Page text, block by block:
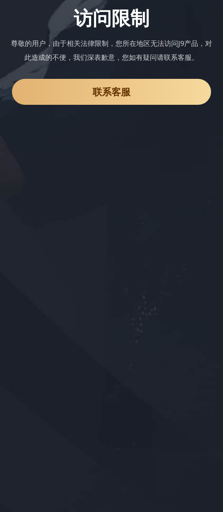
访问限制
尊敬的用户，由于相关法律限制，您所在地区无法访问J9产品，对
此造成的不便，我们深表歉意，您如有疑问请联系客服。
联系客服